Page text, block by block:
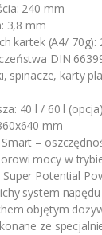
240 mm
3,8 mm
kartek (A4/ 70g):
DIN
spinacze, karty
40 l / 60 l (opcja)
mm
–
mocy w
Super Potential
system napędu
objętym
ze